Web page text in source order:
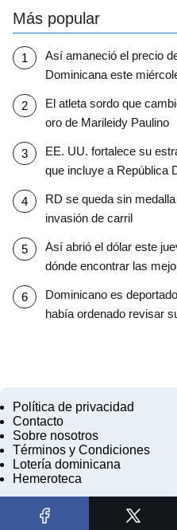
Más popular
Así amaneció el precio
Dominicana este
El atleta sordo que
oro de Marileidy Paulino
EE. UU. fortalece su
que incluye a República
RD se queda sin
invasión de carril
Así abrió el dólar este
dónde encontrar las
Dominicano es
había ordenado revisar
Política de privacidad
Contacto
Sobre nosotros
Términos y Condiciones
Lotería dominicana
Hemeroteca